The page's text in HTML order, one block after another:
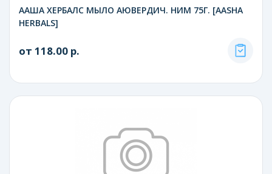
ААША ХЕРБАЛС МЫЛО АЮВЕРДИЧ. НИМ 75Г. [AASHA
HERBALS]
от 118.00 р.